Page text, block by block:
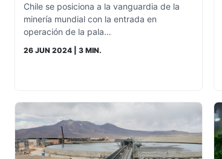
Chile se posiciona a la vanguardia de la
minería mundial con la entrada en
operación de la pala…
26 JUN 2024 | 3 MIN.